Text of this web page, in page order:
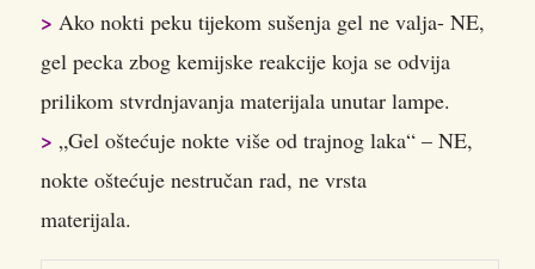
> Ako nokti peku tijekom sušenja gel ne valja- NE,
gel pecka zbog kemijske reakcije koja se odvija
prilikom stvrdnjavanja materijala unutar lampe.
> „Gel oštećuje nokte više od trajnog laka“ – NE,
nokte oštećuje nestručan rad, ne vrsta
materijala.